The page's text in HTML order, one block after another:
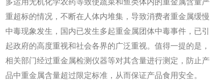
多运用无机化学农药等致使蔬菜和鱼类体内的重金属含量严
重超标的情况，不断在人体内堆集，导致消费者重金属缓慢
中毒现象发生，国内已发生多起重金属团体中毒事件，已引
起政府的高度重视和社会各界的广泛重视。值得一提的是，
相关部门经过重金属检测仪器等对其含量进行测定，防止产
品中重金属含量超过限定标准，从而保证产品食用安全。